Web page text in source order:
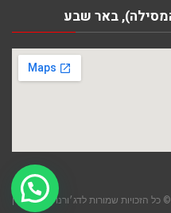
© כל הזכויות שמורות לדג׳ורנו חומרי בניין